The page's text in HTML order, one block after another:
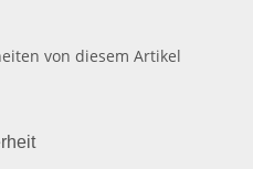
von diesem Artikel